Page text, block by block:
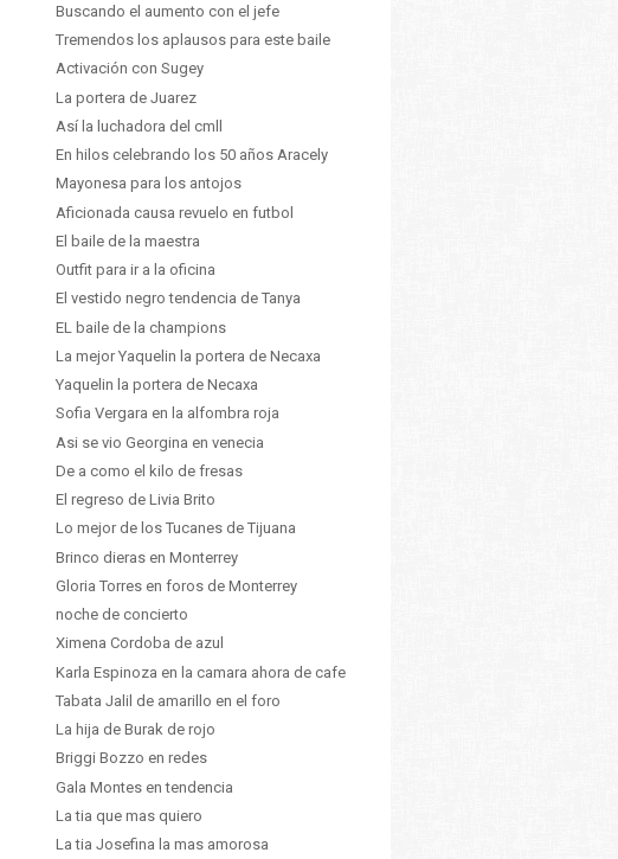
Buscando el aumento con el jefe
Tremendos los aplausos para este baile
Activación con Sugey
La portera de Juarez
Así la luchadora del cmll
En hilos celebrando los 50 años Aracely
Mayonesa para los antojos
Aficionada causa revuelo en futbol
El baile de la maestra
Outfit para ir a la oficina
El vestido negro tendencia de Tanya
EL baile de la champions
La mejor Yaquelin la portera de Necaxa
Yaquelin la portera de Necaxa
Sofia Vergara en la alfombra roja
Asi se vio Georgina en venecia
De a como el kilo de fresas
El regreso de Livia Brito
Lo mejor de los Tucanes de Tijuana
Brinco dieras en Monterrey
Gloria Torres en foros de Monterrey
noche de concierto
Ximena Cordoba de azul
Karla Espinoza en la camara ahora de cafe
Tabata Jalil de amarillo en el foro
La hija de Burak de rojo
Briggi Bozzo en redes
Gala Montes en tendencia
La tia que mas quiero
La tia Josefina la mas amorosa